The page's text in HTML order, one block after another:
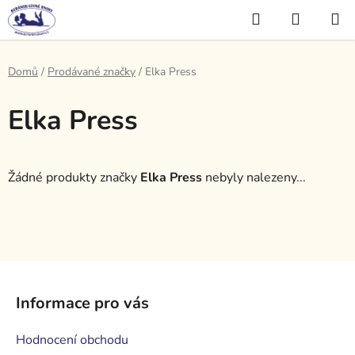
Přejít
na
obsah
Hledat
KOŠÍK
Domů / Prodávané značky / Elka Press
Elka Press
Žádné produkty značky Elka Press nebyly nalezeny...
Informace pro vás
Hodnocení obchodu